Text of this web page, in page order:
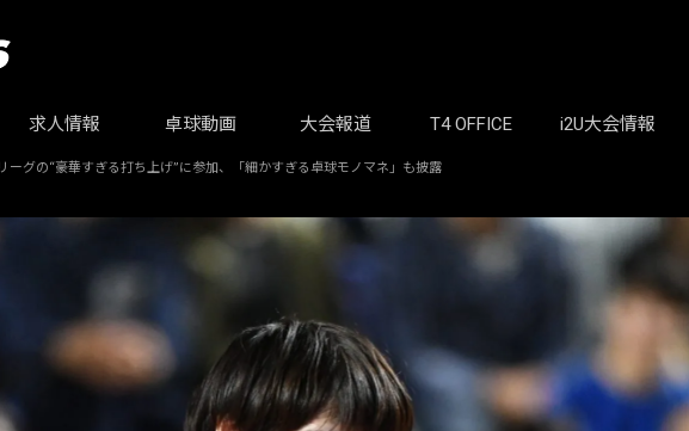
求人情報 卓球動画 大会報道 T4 OFFICE i2U大会情報
ーグの“豪華すぎる打ち上げ”に参加、「細かすぎる卓球モノマネ」も披露